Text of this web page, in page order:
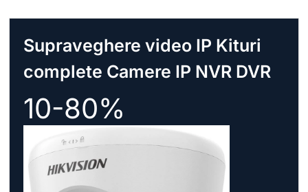
Supraveghere video IP Kituri
complete Camere IP NVR DVR
10-80%